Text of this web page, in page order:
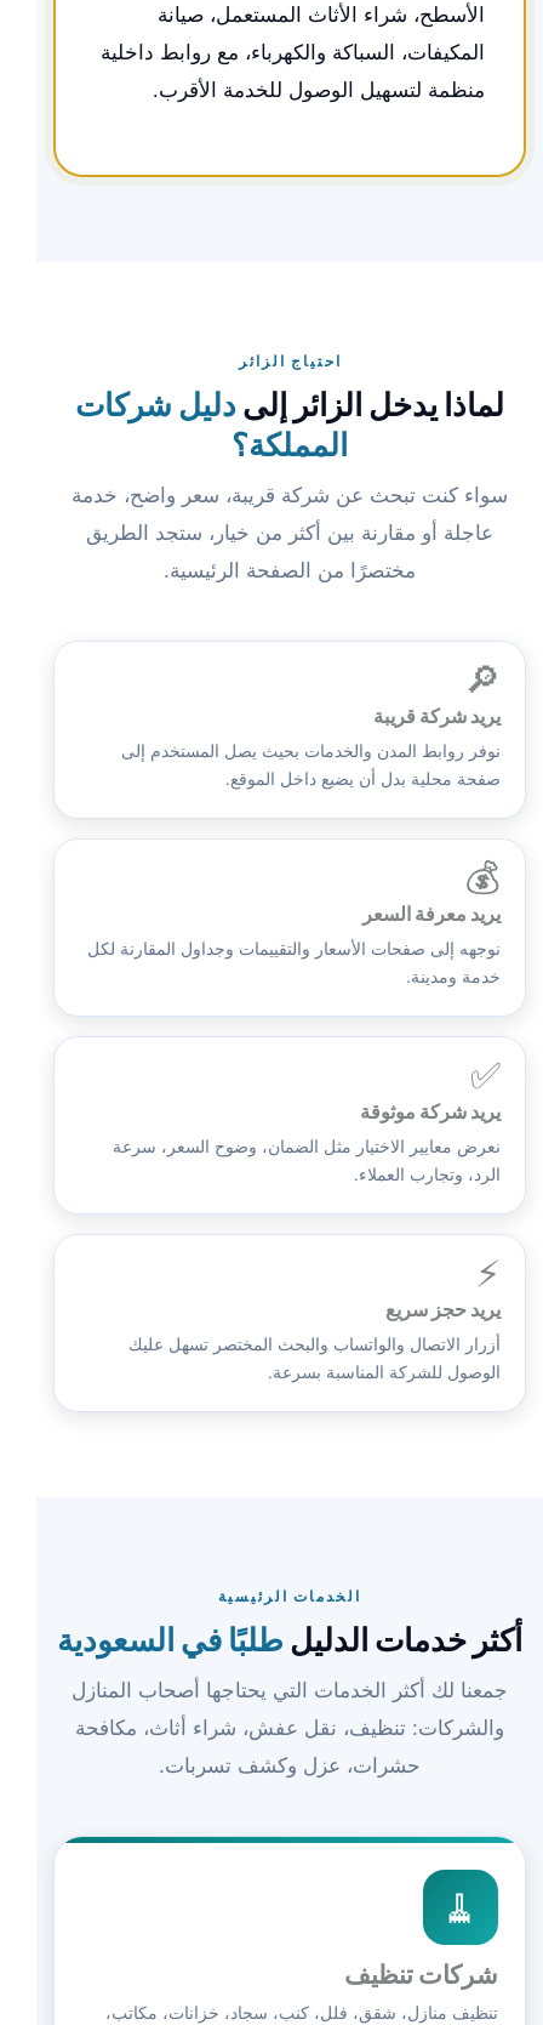
الأسطح، شراء الأثاث المستعمل، صيانة
المكيفات، السباكة والكهرباء، مع روابط داخلية
منظمة لتسهيل الوصول للخدمة الأقرب.
احتياج الزائر
لماذا يدخل الزائر إلىدليل شركات
المملكة؟
سواء كنت تبحث عن شركة قريبة، سعر واضح، خدمة
عاجلة أو مقارنة بين أكثر من خيار، ستجد الطريق
مختصرًا من الصفحة الرئيسية.
🔎
يريد شركة قريبة
نوفر روابط المدن والخدمات بحيث يصل المستخدم إلى
صفحة محلية بدل أن يضيع داخل الموقع.
💰
يريد معرفة السعر
نوجهه إلى صفحات الأسعار والتقييمات وجداول المقارنة لكل
خدمة ومدينة.
✅
يريد شركة موثوقة
نعرض معايير الاختيار مثل الضمان، وضوح السعر، سرعة
الرد، وتجارب العملاء.
⚡
يريد حجز سريع
أزرار الاتصال والواتساب والبحث المختصر تسهل عليك
الوصول للشركة المناسبة بسرعة.
الخدمات الرئيسية
أكثر خدمات الدليل طلبًا في السعودية
جمعنا لك أكثر الخدمات التي يحتاجها أصحاب المنازل
والشركات: تنظيف، نقل عفش، شراء أثاث، مكافحة
حشرات، عزل وكشف تسربات.
🧹
شركات تنظيف
تنظيف منازل، شقق، فلل، كنب، سجاد، خزانات، مكاتب،